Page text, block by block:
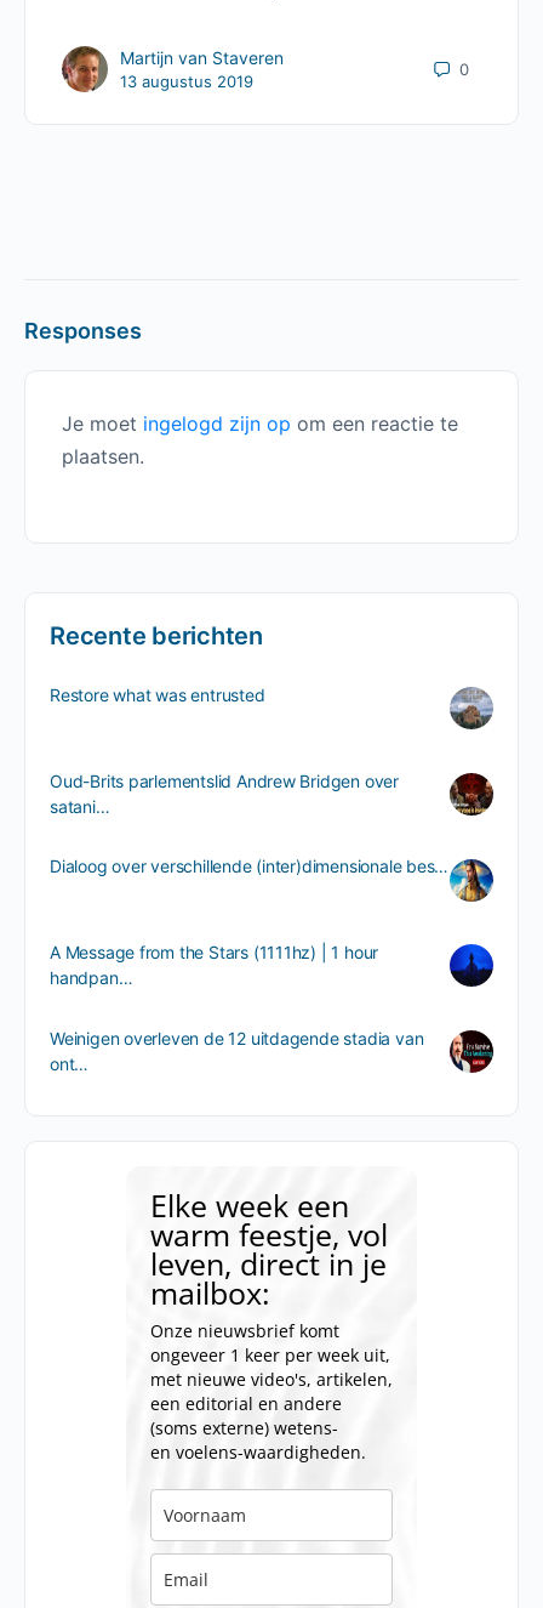
Martijn van Staveren
13 augustus 2019
0
Responses
Je moet ingelogd zijn op om een reactie te
plaatsen.
Recente berichten
Restore what was entrusted
Oud-Brits parlementslid Andrew Bridgen over
satani…
Dialoog over verschillende (inter)dimensionale bes…
A Message from the Stars (1111hz) | 1 hour
handpan…
Weinigen overleven de 12 uitdagende stadia van
ont…
Elke week een
warm feestje, vol
leven, direct in je
mailbox:
Onze nieuwsbrief komt
ongeveer 1 keer per week uit,
met nieuwe video's, artikelen,
een editorial en andere
(soms externe) wetens-
en voelens-waardigheden.